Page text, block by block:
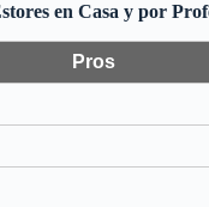
en Casa y por
Pros